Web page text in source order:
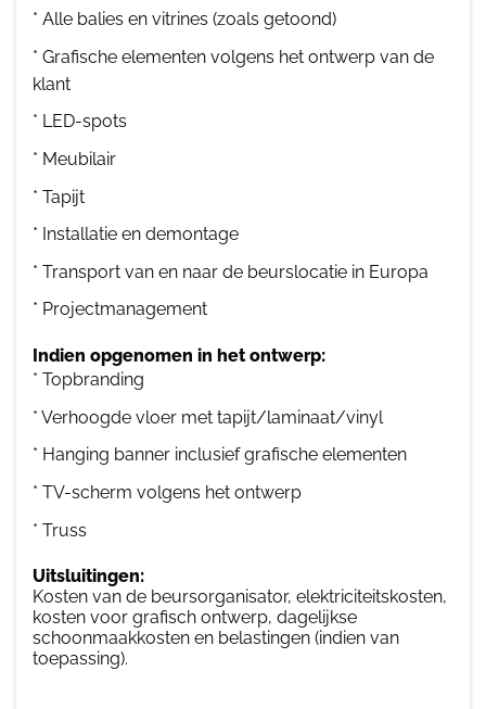
* Alle balies en vitrines (zoals getoond)
* Grafische elementen volgens het ontwerp van de
klant
* LED-spots
* Meubilair
* Tapijt
* Installatie en demontage
* Transport van en naar de beurslocatie in Europa
* Projectmanagement
Indien opgenomen in het ontwerp:
* Topbranding
* Verhoogde vloer met tapijt/laminaat/vinyl
* Hanging banner inclusief grafische elementen
* TV-scherm volgens het ontwerp
* Truss
Uitsluitingen:
Kosten van de beursorganisator, elektriciteitskosten,
kosten voor grafisch ontwerp, dagelijkse
schoonmaakkosten en belastingen (indien van
toepassing).